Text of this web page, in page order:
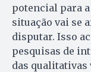
potencial para
situação vai se
disputar. Isso
pesquisas de
das qualitativas